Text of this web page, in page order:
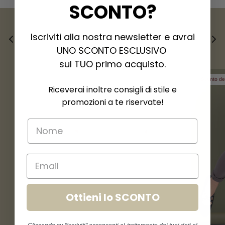
Nuovi arrivi
Visualizza tutto
Sconto
SCONTO?
Iscriviti alla nostra newsletter e avrai
UNO SCONTO ESCLUSIVO
sul TUO primo acquisto.
Riceverai inoltre consigli di stile e
promozioni a te riservate!
Ottieni lo SCONTO